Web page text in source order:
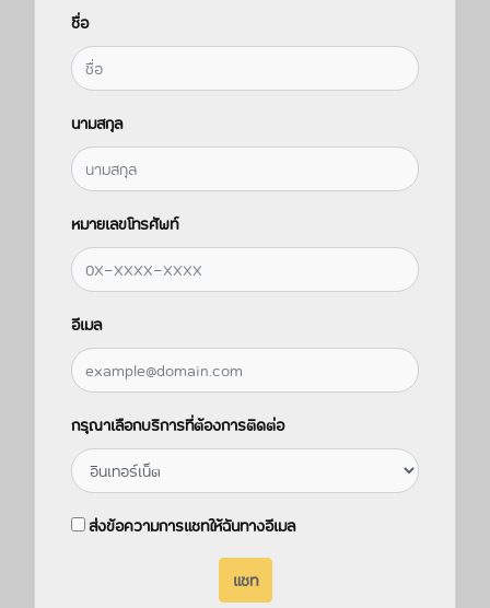
ชื่อ
นามสกุล
หมายเลขโทรศัพท์
อีเมล
กรุณาเลือกบริการที่ต้องการติดต่อ
ส่งข้อความการแชทให้ฉันทางอีเมล
แชท